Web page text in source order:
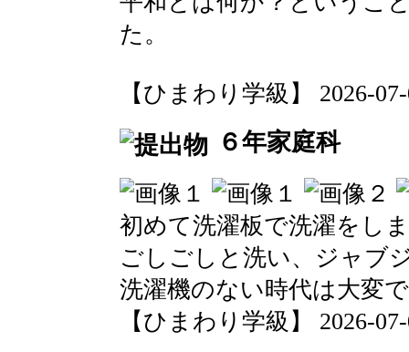
た。
【ひまわり学級】 2026-
６年家庭科
初めて洗濯板で洗濯をし
ごしごしと洗い、ジャブ
洗濯機のない時代は大変
【ひまわり学級】 2026-